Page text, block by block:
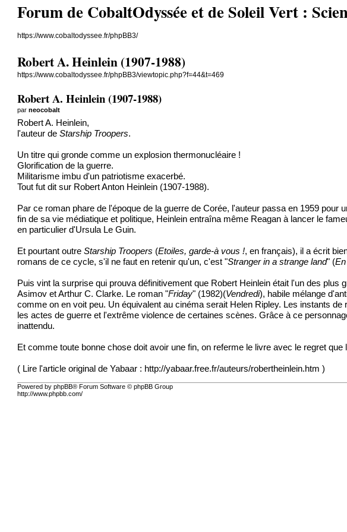
Forum de CobaltOdyssée et de Soleil Vert :
https://www.cobaltodyssee.fr/phpBB3/
Robert A. Heinlein (1907-1988)
https://www.cobaltodyssee.fr/phpBB3/viewtopic.php?f=44&t=469
Robert A. Heinlein (1907-1988)
parneocobalt
Robert A. Heinlein,
l'auteur deStarship Troopers.
Un titre qui gronde comme un explosion thermonucléaire !
Glorification de la guerre.
Militarisme imbu d'un patriotisme exacerbé.
Tout fut dit sur Robert Anton Heinlein (1907-1988).
Par ce roman phare de l'époque de la guerre de Corée, l'auteur passa en 1959
fin de sa vie médiatique et politique, Heinlein entraîna même Reagan à lancer le
en particulier d'Ursula Le Guin.
Et pourtant outreStarship Troopers (Etoiles, garde-à vous !, en français), il a écrit
romans de ce cycle, s'il ne faut en retenir qu'un, c'est "Stranger in a strange land" (
Puis vint la surprise qui prouva définitivement que Robert Heinlein était l'un des
Asimov et Arthur C. Clarke. Le roman "Friday" (1982)(Vendredi), habile mélange
comme on en voit peu. Un équivalent au cinéma serait Helen Ripley. Les instants
les actes de guerre et l'extrême violence de certaines scènes. Grâce à ce
inattendu.
Et comme toute bonne chose doit avoir une fin, on referme le livre avec le regret
( Lire l'article original de Yabaar : http://yabaar.free.fr/auteurs/robertheinlein.htm )
Powered by phpBB® Forum Software © phpBB Group
http://www.phpbb.com/